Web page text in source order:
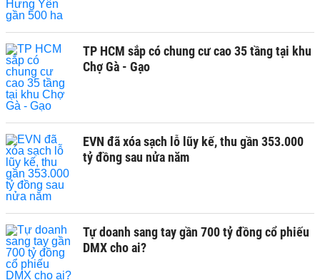
TP HCM sắp có chung cư cao 35 tầng tại khu
Chợ Gà - Gạo
EVN đã xóa sạch lỗ lũy kế, thu gần 353.000
tỷ đồng sau nửa năm
Tự doanh sang tay gần 700 tỷ đồng cổ phiếu
DMX cho ai?